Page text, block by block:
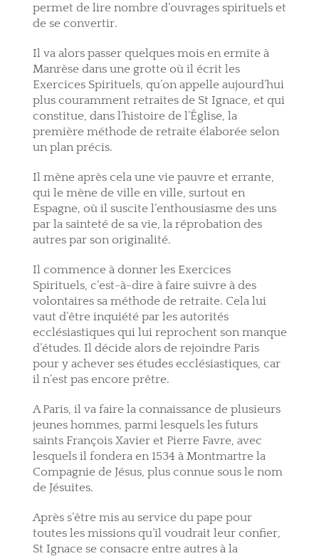
permet de lire nombre d’ouvrages spirituels et
de se convertir.
Il va alors passer quelques mois en ermite à
Manrèse dans une grotte où il écrit les
Exercices Spirituels, qu’on appelle aujourd’hui
plus couramment retraites de St Ignace, et qui
constitue, dans l’histoire de l’Église, la
première méthode de retraite élaborée selon
un plan précis.
Il mène après cela une vie pauvre et errante,
qui le mène de ville en ville, surtout en
Espagne, où il suscite l’enthousiasme des uns
par la sainteté de sa vie, la réprobation des
autres par son originalité.
Il commence à donner les Exercices
Spirituels, c’est-à-dire à faire suivre à des
volontaires sa méthode de retraite. Cela lui
vaut d’être inquiété par les autorités
ecclésiastiques qui lui reprochent son manque
d’études. Il décide alors de rejoindre Paris
pour y achever ses études ecclésiastiques, car
il n’est pas encore prêtre.
A Paris, il va faire la connaissance de plusieurs
jeunes hommes, parmi lesquels les futurs
saints François Xavier et Pierre Favre, avec
lesquels il fondera en 1534 à Montmartre la
Compagnie de Jésus, plus connue sous le nom
de Jésuites.
Après s’être mis au service du pape pour
toutes les missions qu’il voudrait leur confier,
St Ignace se consacre entre autres à la